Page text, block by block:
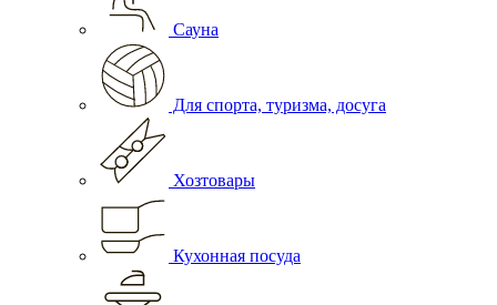
Сауна
Для спорта, туризма, досуга
Хозтовары
Кухонная посуда